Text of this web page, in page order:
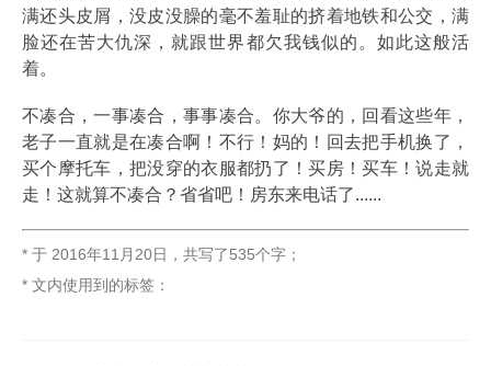
满还头皮屑，没皮没臊的毫不羞耻的挤着地铁和公交，满
脸还在苦大仇深，就跟世界都欠我钱似的。如此这般活
着。
不凑合，一事凑合，事事凑合。你大爷的，回看这些年，
老子一直就是在凑合啊！不行！妈的！回去把手机换了，
买个摩托车，把没穿的衣服都扔了！买房！买车！说走就
走！这就算不凑合？省省吧！房东来电话了......
* 于 2016年11月20日 ， 共写了535个字 ；
* 文内使用到的标签：